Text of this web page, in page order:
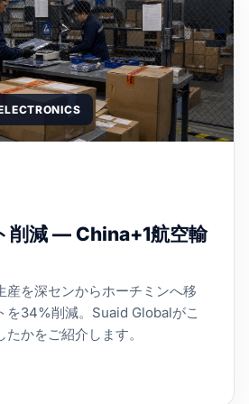
削減 — China+1航空輸
産を深センからホーチミンへ移
を34%削減。Suaid Globalがこ
かをご紹介します。